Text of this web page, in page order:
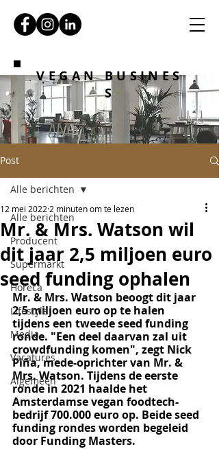
VEGAN BUSINES
S
Post
Alle berichten
Producent
Supermarkt
Horeca
Lifestyle
Media
Vacatures
Algemeen
Alle berichten
Mr. & Mrs. Watson wil
dit jaar 2,5 miljoen euro
seed funding ophalen
12 mei 2022 2 minuten om te lezen
Mr. & Mrs. Watson beoogt dit jaar
2,5 miljoen euro op te halen
tijdens een tweede seed funding
ronde. "Een deel daarvan zal uit
crowdfunding komen", zegt Nick
Piña, mede-oprichter van Mr. &
Mrs. Watson. Tijdens de eerste
ronde in 2021 haalde het
Amsterdamse vegan foodtech-
bedrijf 700.000 euro op. Beide seed
funding rondes worden begeleid
door Funding Masters.